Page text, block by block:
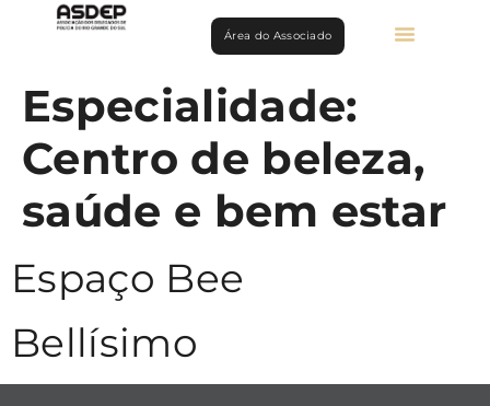
Área do Associado
Especialidade:
Centro de beleza,
saúde e bem estar
Espaço Bee
Bellísimo